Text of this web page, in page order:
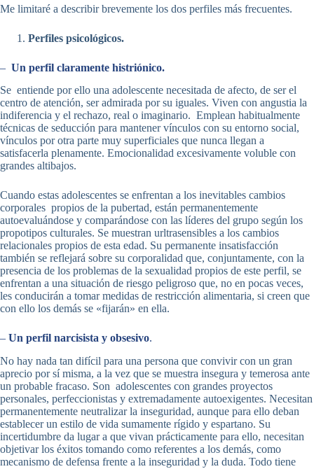
Me limitaré a describir brevemente los dos perfiles más frecuentes.
Perfiles psicológicos.
– Un perfil claramente histriónico.
Se entiende por ello una adolescente necesitada de afecto, de ser el
centro de atención, ser admirada por su iguales. Viven con angustia la
indiferencia y el rechazo, real o imaginario. Emplean habitualmente
técnicas de seducción para mantener vínculos con su entorno social,
vínculos por otra parte muy superficiales que nunca llegan a
satisfacerla plenamente. Emocionalidad excesivamente voluble con
grandes altibajos.
Cuando estas adolescentes se enfrentan a los inevitables cambios
corporales propios de la pubertad, están permanentemente
autoevaluándose y comparándose con las líderes del grupo según los
propotipos culturales. Se muestran urltrasensibles a los cambios
relacionales propios de esta edad. Su permanente insatisfacción
también se reflejará sobre su corporalidad que, conjuntamente, con la
presencia de los problemas de la sexualidad propios de este perfil, se
enfrentan a una situación de riesgo peligroso que, no en pocas veces,
les conducirán a tomar medidas de restricción alimentaria, si creen que
con ello los demás se «fijarán» en ella.
– Un perfil narcisista y obsesivo.
No hay nada tan difícil para una persona que convivir con un gran
aprecio por sí misma, a la vez que se muestra insegura y temerosa ante
un probable fracaso. Son adolescentes con grandes proyectos
personales, perfeccionistas y extremadamente autoexigentes. Necesitan
permanentemente neutralizar la inseguridad, aunque para ello deban
establecer un estilo de vida sumamente rígido y espartano. Su
incertidumbre da lugar a que vivan prácticamente para ello, necesitan
objetivar los éxitos tomando como referentes a los demás, como
mecanismo de defensa frente a la inseguridad y la duda. Todo tiene